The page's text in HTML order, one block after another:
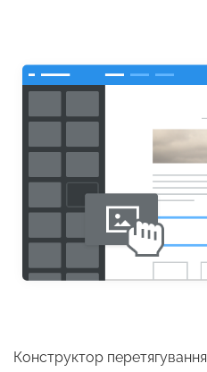
Конструктор перетягування